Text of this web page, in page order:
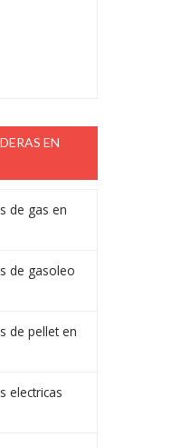
EN
de gas en
de gasoleo
de pellet en
electricas